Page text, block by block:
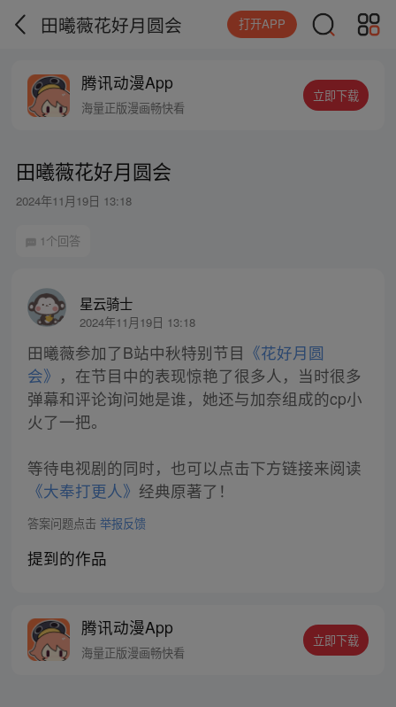
田曦薇花好月圆会 打开APP
腾讯动漫App
海量正版漫画畅快看
立即下载
田曦薇花好月圆会
2024年11月19日 13:18
1个回答
星云骑士
2024年11月19日 13:18
田曦薇参加了B站中秋特别节目 《花好月圆
会》 ，在节目中的表现惊艳了很多人，当时很多
弹幕和评论询问她是谁，她还与加奈组成的cp小
火了一把。
等待电视剧的同时，也可以点击下方链接来阅读
《大奉打更人》 经典原著了！
答案问题点击 举报反馈
提到的作品
腾讯动漫App
海量正版漫画畅快看
立即下载